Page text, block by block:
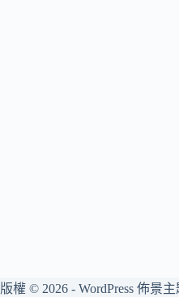
版權 © 2026 - WordPress 佈景